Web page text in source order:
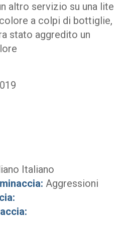
altro servizio su una lite
a colpi di bottiglie,
stato aggredito un
Italiano
Aggressioni